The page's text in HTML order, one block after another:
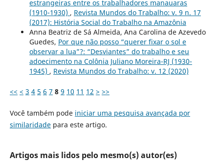
estrangeiras entre os trabalhadores manauaras
(1910-1930) , Revista Mundos do Trabalho: v. 9 n. 17
(2017): História Social do Trabalho na Amazônia
Anna Beatriz de Sá Almeida, Ana Carolina de Azevedo
Guedes, Por que não posso “querer fixar o sol e
observar a lua”?: “Desviantes” do trabalho e seu
adoecimento na Colônia Juliano Moreira-RJ (1930-
1945) , Revista Mundos do Trabalho: v. 12 (2020)
<< < 3 4 5 6 7 8 9 10 11 12 > >>
Você também pode iniciar uma pesquisa avançada por
similaridadepara este artigo.
Artigos mais lidos pelo mesmo(s) autor(es)